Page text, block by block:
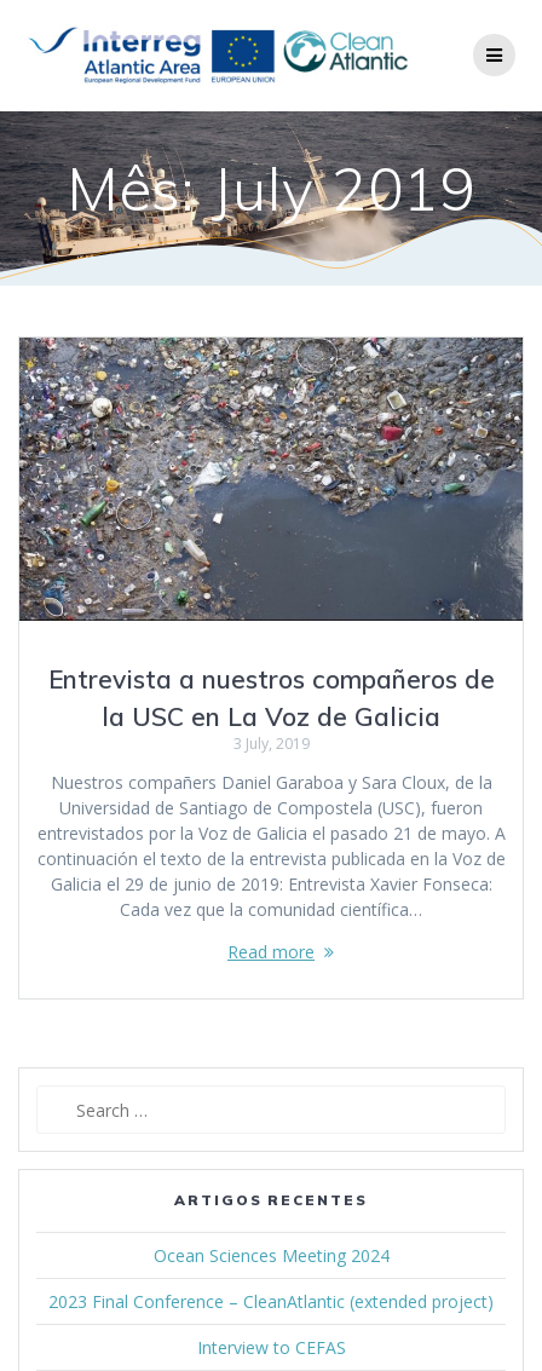
Mês: July 2019
Entrevista a nuestros compañeros de
la USC en La Voz de Galicia
3 July, 2019
Nuestros compañers Daniel Garaboa y Sara Cloux, de la
Universidad de Santiago de Compostela (USC), fueron
entrevistados por la Voz de Galicia el pasado 21 de mayo. A
continuación el texto de la entrevista publicada en la Voz de
Galicia el 29 de junio de 2019: Entrevista Xavier Fonseca:
Cada vez que la comunidad científica…
Read more
ARTIGOS RECENTES
Ocean Sciences Meeting 2024
2023 Final Conference – CleanAtlantic (extended project)
Interview to CEFAS